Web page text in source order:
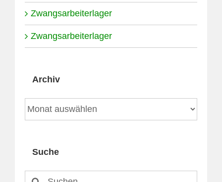
Zwangsarbeiterlager
Zwangsarbeiterlager
Archiv
Archiv
Suche
Suche